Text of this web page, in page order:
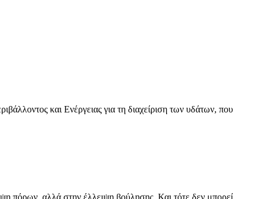
και Ενέργειας για τη διαχείριση των υδάτων, που
πόρων, αλλά στην έλλειψη βούλησης. Και τότε δεν μπορεί…